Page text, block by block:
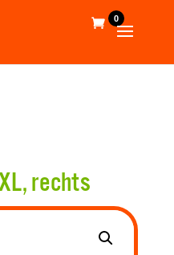
0
rechts